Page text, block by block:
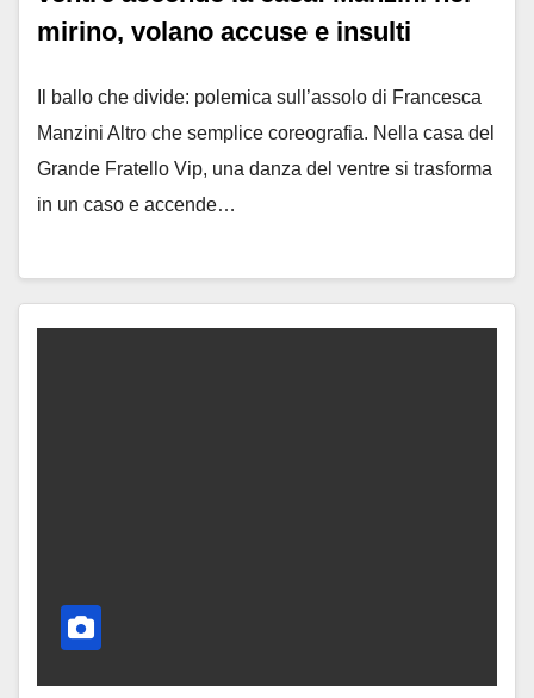
mirino, volano accuse e insulti
Il ballo che divide: polemica sull’assolo di Francesca
Manzini Altro che semplice coreografia. Nella casa del
Grande Fratello Vip, una danza del ventre si trasforma
in un caso e accende…